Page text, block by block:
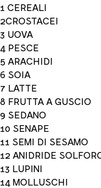
1 CEREALI
2CROSTACEI
3 UOVA
4 PESCE
5 ARACHIDI
6 SOIA
7 LATTE
8 FRUTTA A GUSCIO
9 SEDANO
10 SENAPE
11 SEMI DI SESAMO
12 ANIDRIDE
13 LUPINI
14 MOLLUSCHI